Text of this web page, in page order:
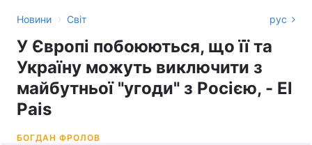
Новини › Світ рус
У Європі побоюються, що її та
Україну можуть виключити з
майбутньої "угоди" з Росією, - El
Pais
БОГДАН ФРОЛОВ